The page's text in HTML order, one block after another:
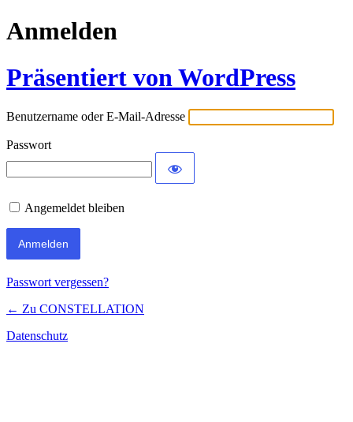
Anmelden
Präsentiert von WordPress
Benutzername oder E-Mail-Adresse
Passwort
Angemeldet bleiben
Passwort vergessen?
← Zu CONSTELLATION
Datenschutz